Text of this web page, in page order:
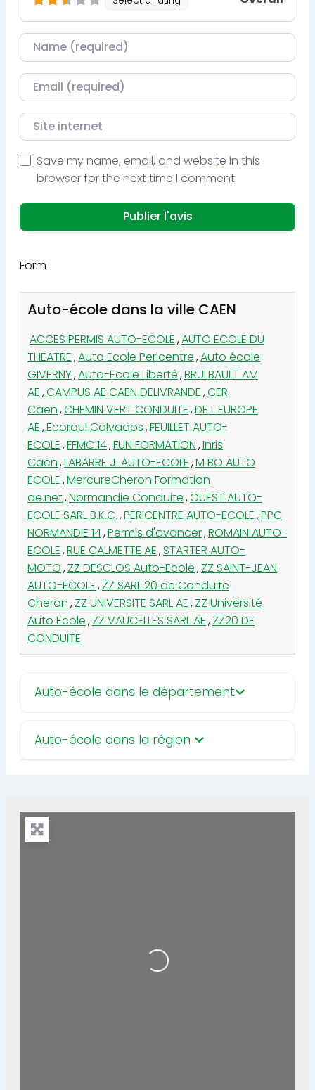
Nom
Courriel
Site internet
Save my name, email, and website in this
browser for the next time I comment.
Form
Auto-école dans la ville CAEN
ACCES PERMIS AUTO-ECOLE,AUTO ECOLE DU
THEATRE,Auto Ecole Pericentre,Auto école
GIVERNY,Auto-Ecole Liberté,BRULBAULT AM
AE,CAMPUS AE CAEN DELIVRANDE,CER
Caen,CHEMIN VERT CONDUITE,DE L EUROPE
AE,Ecoroul Calvados,FEUILLET AUTO-
ECOLE,FFMC 14,FUN FORMATION,Inris
Caen,LABARRE J. AUTO-ECOLE,M BO AUTO
ECOLE,MercureCheron Formation
ae.net,Normandie Conduite,OUEST AUTO-
ECOLE SARL B.K.C.,PERICENTRE AUTO-ECOLE,PPC
NORMANDIE 14,Permis d'avancer,ROMAIN AUTO-
ECOLE,RUE CALMETTE AE,STARTER AUTO-
MOTO,ZZ DESCLOS Auto-Ecole,ZZ SAINT-JEAN
AUTO-ECOLE,ZZ SARL 20 de Conduite
Cheron,ZZ UNIVERSITE SARL AE,ZZ Université
Auto Ecole,ZZ VAUCELLES SARL AE,ZZ20 DE
CONDUITE
Auto-école dans le département
Auto-école dans la région
Loading...